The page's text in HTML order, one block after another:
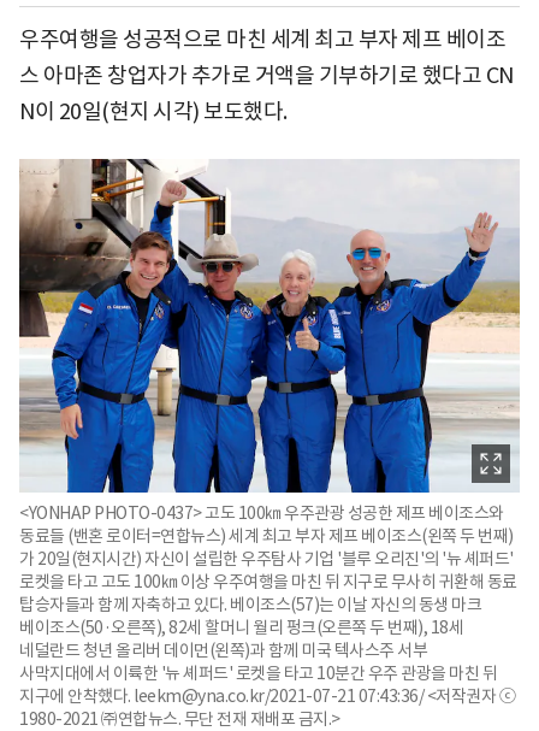
우주여행을 성공적으로 마친 세계 최고 부자 제프 베이조
스 아마존 창업자가 추가로 거액을 기부하기로 했다고 CN
N이 20일(현지 시각) 보도했다.
<YONHAP PHOTO-0437> 고도 100㎞ 우주관광 성공한 제프 베이조스와
동료들 (밴혼 로이터=연합뉴스) 세계 최고 부자 제프 베이조스(왼쪽 두 번째)
가 20일(현지시간) 자신이 설립한 우주탐사 기업 '블루 오리진'의 '뉴 셰퍼드'
로켓을 타고 고도 100㎞ 이상 우주여행을 마친 뒤 지구로 무사히 귀환해 동료
탑승자들과 함께 자축하고 있다. 베이조스(57)는 이날 자신의 동생 마크
베이조스(50·오른쪽), 82세 할머니 월리 펑크(오른쪽 두 번째), 18세
네덜란드 청년 올리버 데이먼(왼쪽)과 함께 미국 텍사스주 서부
사막지대에서 이륙한 '뉴 셰퍼드' 로켓을 타고 10분간 우주 관광을 마친 뒤
지구에 안착했다. leekm@yna.co.kr/2021-07-21 07:43:36/ <저작권자 ⓒ
1980-2021 ㈜연합뉴스. 무단 전재 재배포 금지.>